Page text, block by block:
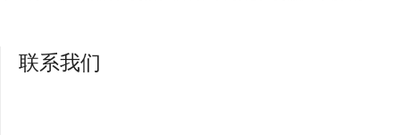
联系我们